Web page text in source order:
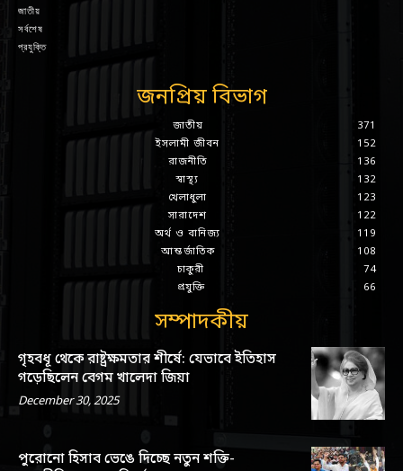
জাতীয়
সর্বশেষ
প্রযুক্তি
জনপ্রিয় বিভাগ
জাতীয়
371
ইসলামী জীবন
152
রাজনীতি
136
স্বাস্থ্য
132
খেলাধুলা
123
সারাদেশ
122
অর্থ ও বানিজ্য
119
আন্তর্জাতিক
108
চাকুরী
74
প্রযুক্তি
66
সম্পাদকীয়
গৃহবধূ থেকে রাষ্ট্রক্ষমতার শীর্ষে: যেভাবে ইতিহাস
গড়েছিলেন বেগম খালেদা জিয়া
December 30, 2025
পুরোনো হিসাব ভেঙে দিচ্ছে নতুন শক্তি-